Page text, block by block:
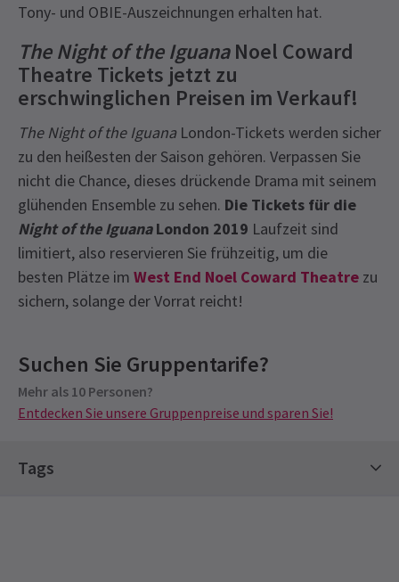
Tony- und OBIE-Auszeichnungen erhalten hat.
The Night of the IguanaNoel Coward
Theatre Tickets jetzt zu
erschwinglichen Preisen im Verkauf!
The Night of the Iguana London-Tickets werden sicher
zu den heißesten der Saison gehören. Verpassen Sie
nicht die Chance, dieses drückende Drama mit seinem
glühenden Ensemble zu sehen. Die Tickets für die
Night of the IguanaLondon 2019 Laufzeit sind
limitiert, also reservieren Sie frühzeitig, um die
besten Plätze im West End Noel Coward Theatre zu
sichern, solange der Vorrat reicht!
See all
Gruppenpreise
Sonderpreise für Gruppen ab 10 Personen
Entdecken Sie unsere Gruppenpreise und sparen Sie!
A K, Surrey 30. September
Suchen Sie Gruppentarife?
Mehr als 10 Personen?
Entdecken Sie unsere Gruppenpreise und sparen Sie!
Tags